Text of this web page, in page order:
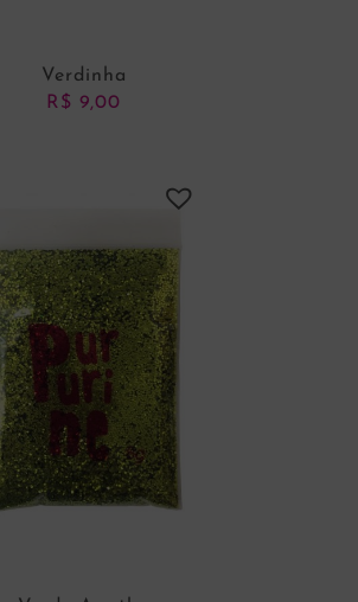
AO CARRINHO
Verdinha
R$ 9,00